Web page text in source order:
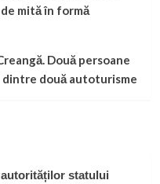
mită în formă
Două persoane
dintre două autoturisme
autorităților statului